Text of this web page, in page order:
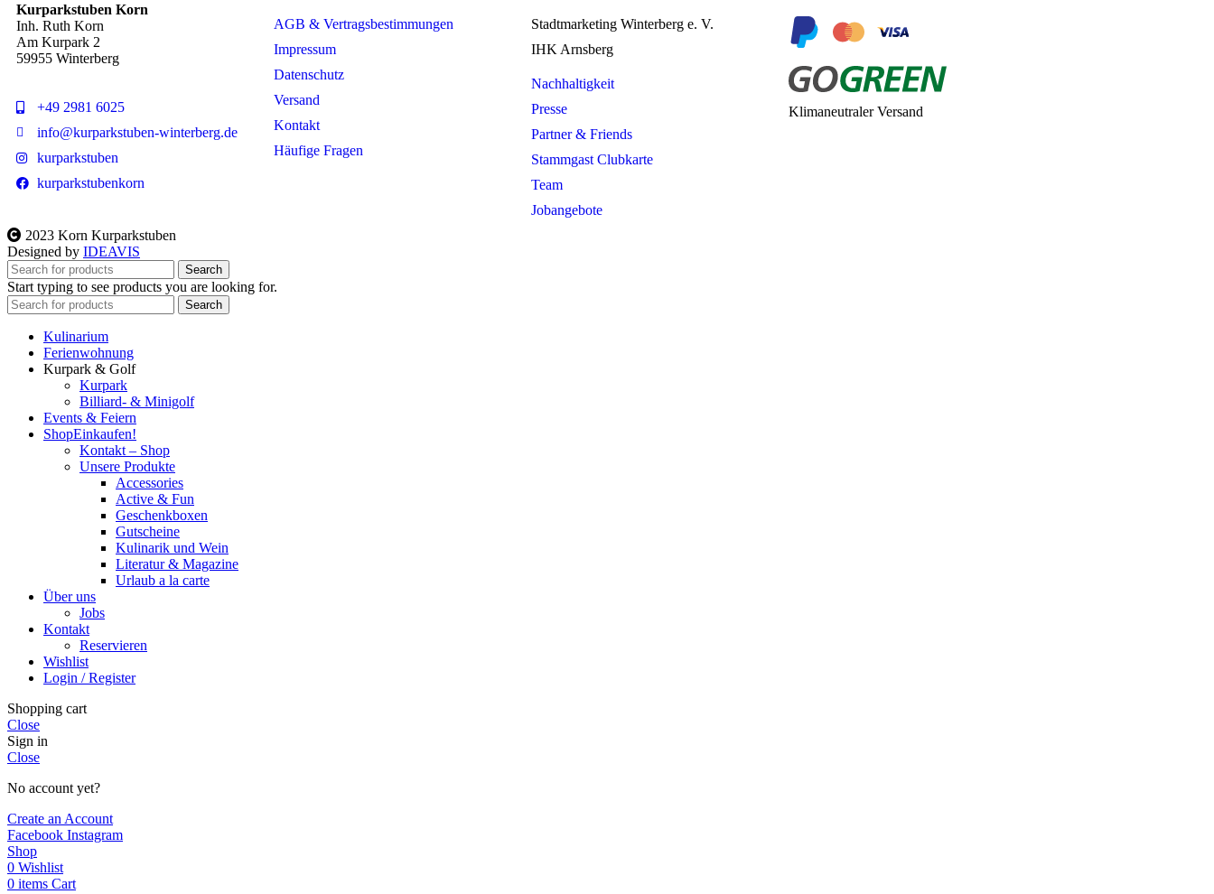
Kurparkstuben Korn
Inh. Ruth Korn
Am Kurpark 2
59955 Winterberg
+49 2981 6025
info@kurparkstuben-winterberg.de
kurparkstuben
kurparkstubenkorn
AGB & Vertragsbestimmungen
Impressum
Datenschutz
Versand
Kontakt
Häufige Fragen
Stadtmarketing Winterberg e. V.
IHK Arnsberg
Nachhaltigkeit
Presse
Partner & Friends
Stammgast Clubkarte
Team
Jobangebote
Klimaneutraler Versand
2023 Korn Kurparkstuben
Designed by IDEAVIS
Search
Start typing to see products you are looking for.
Search
Kulinarium
Ferienwohnung
Kurpark & Golf
Kurpark
Billiard- & Minigolf
Events & Feiern
ShopEinkaufen!
Kontakt – Shop
Unsere Produkte
Accessories
Active & Fun
Geschenkboxen
Gutscheine
Kulinarik und Wein
Literatur & Magazine
Urlaub a la carte
Über uns
Jobs
Kontakt
Reservieren
Wishlist
Login / Register
Shopping cart
Close
Sign in
Close
No account yet?
Create an Account
Facebook Instagram
Shop
0 Wishlist
0 items Cart